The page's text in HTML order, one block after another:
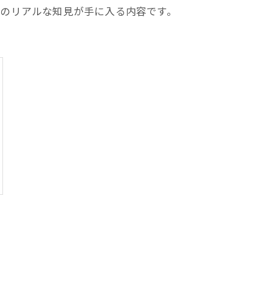
アルな知見が手に入る内容です。